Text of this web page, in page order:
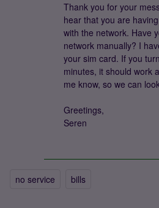
Thank you for your
hear that you are
with the network. Have
network manually? I
your sim card. If you
minutes, it should work
me know, so we can
Greetings,
Seren
no service bills